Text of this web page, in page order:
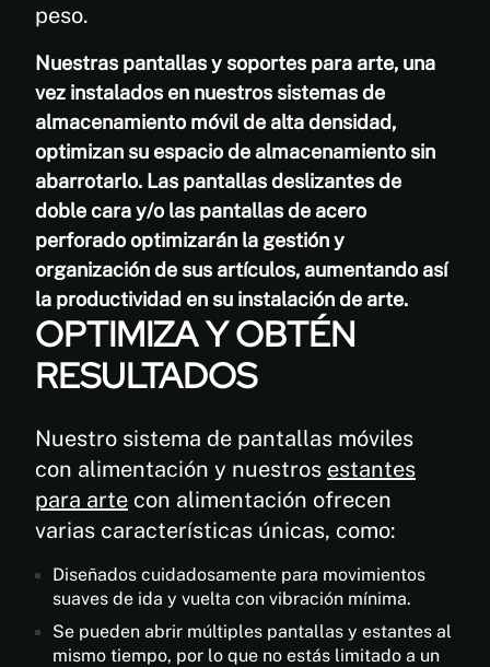
peso.
Nuestras pantallas y soportes para arte, una
vez instalados en nuestros sistemas de
almacenamiento móvil de alta densidad,
optimizan su espacio de almacenamiento sin
abarrotarlo. Las pantallas deslizantes de
doble cara y/o las pantallas de acero
perforado optimizarán la gestión y
organización de sus artículos, aumentando así
la productividad en su instalación de arte.
OPTIMIZA Y OBTÉN
RESULTADOS
Nuestro sistema de pantallas móviles
con alimentación y nuestros estantes
para arte con alimentación ofrecen
varias características únicas, como:
Diseñados cuidadosamente para movimientos
suaves de ida y vuelta con vibración mínima.
Se pueden abrir múltiples pantallas y estantes al
mismo tiempo, por lo que no estás limitado a un